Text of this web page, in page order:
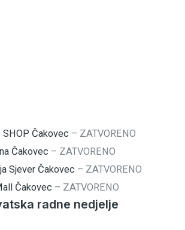
SHOP Čakovec – ZATVORENO
Čakovec – ZATVORENO
Sjever Čakovec – ZATVORENO
Čakovec – ZATVORENO
radne nedjelje